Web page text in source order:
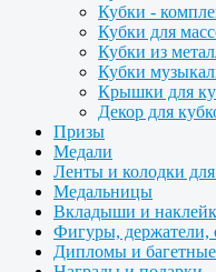
Кубки -
Кубки для
Кубки из
Кубки
Крышки для
Декор для
Призы
Медали
Ленты и колодки
Медальницы
Вкладыши и
Фигуры, держатели,
Дипломы и